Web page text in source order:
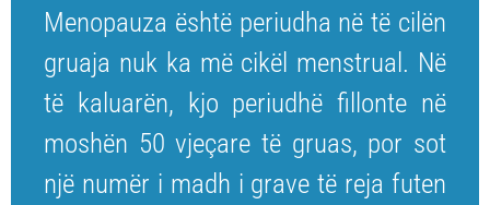
Menopauza është periudha në të cilën
gruaja nuk ka më cikël menstrual. Në
të kaluarën, kjo periudhë fillonte në
moshën 50 vjeçare të gruas, por sot
një numër i madh i grave të reja futen